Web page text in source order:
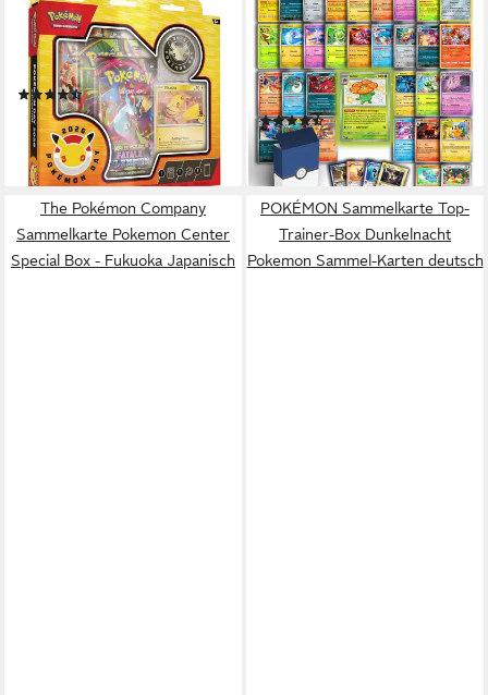
Sammelkarte Pokemon Day
2026 Kollektion Pokemon 3
Booster-Packs deutsch
(3)
ab 44,99 €
lieferbar - in 4-5 Werktagen bei dir
Sammelkarte 50
verschiedene Original
Pokemon Karten und 1 Holo
garantiert
(24)
12,99 €
lieferbar - in 4-5 Werktagen bei dir
The Pokémon Company
Sammelkarte Pokemon Center
Special Box - Fukuoka Japanisch
POKÉMON Sammelkarte Top-
Trainer-Box Dunkelnacht
Pokemon Sammel-Karten deutsch